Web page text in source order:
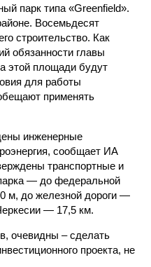
парк типа «Greenfield».
Восемьдесят
строительство. Как
обязанности главы
этой площади будут
для работы
применять
инженерные
сообщает ИА
транспортные и
— до федеральной
м, до железной дороги —
— 17,5 км.
очевидны – сделать
проекта, не